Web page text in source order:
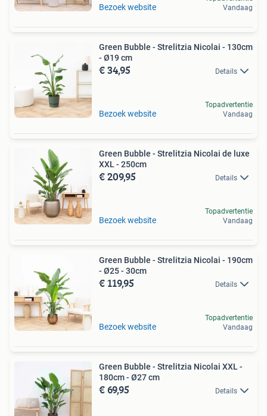
Bezoek website
Vandaag
Green Bubble - Strelitzia Nicolai - 130cm
- Ø19 cm
€ 34,95 Details
Bezoek website
Topadvertentie
Vandaag
Green Bubble - Strelitzia Nicolai de luxe
XXL - 250cm
€ 209,95 Details
Bezoek website
Topadvertentie
Vandaag
Green Bubble - Strelitzia Nicolai - 190cm
- Ø25 - 30cm
€ 119,95 Details
Bezoek website
Topadvertentie
Vandaag
Green Bubble - Strelitzia Nicolai XXL -
180cm - Ø27 cm
€ 69,95 Details